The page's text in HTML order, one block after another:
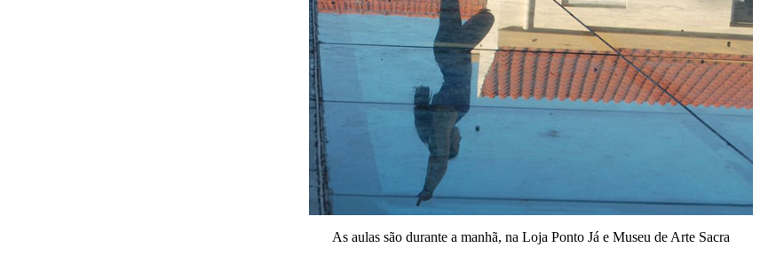
As aulas são durante a manhã, na Loja Ponto Já e Museu de Arte Sacra